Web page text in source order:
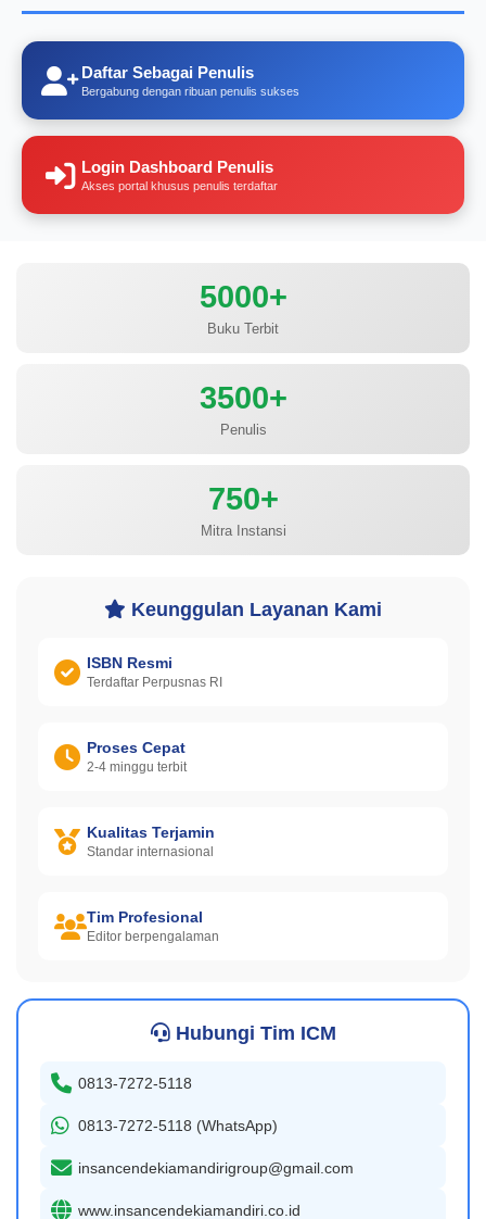
Daftar Sebagai Penulis
Bergabung dengan ribuan penulis sukses
Login Dashboard Penulis
Akses portal khusus penulis terdaftar
5000+
Buku Terbit
3500+
Penulis
750+
Mitra Instansi
Keunggulan Layanan Kami
ISBN Resmi
Terdaftar Perpusnas RI
Proses Cepat
2-4 minggu terbit
Kualitas Terjamin
Standar internasional
Tim Profesional
Editor berpengalaman
Hubungi Tim ICM
0813-7272-5118
0813-7272-5118 (WhatsApp)
insancendekiamandirigroup@gmail.com
www.insancendekiamandiri.co.id